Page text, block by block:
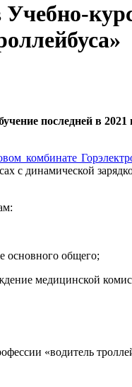
Учебно-
последней в
комбинате
с динамической
основного общего;
медицинской
«водитель